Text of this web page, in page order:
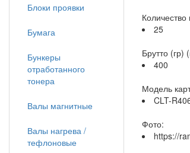
Количество
25
Брутто (гр)
400
Модель
CLT-
Фото:
https://
Блоки проявки
Бумага
Бункеры
отработанного
тонера
Валы магнитные
Валы нагрева /
тефлоновые